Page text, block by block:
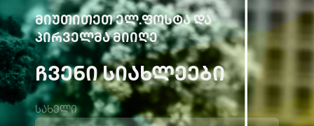
ᲛᲘᲣᲗᲘᲗᲔᲗ ᲔᲚ.ᲤᲝᲡᲢᲐ ᲓᲐ
ᲞᲘᲠᲕᲔᲚᲛᲐ ᲛᲘᲘᲦᲔ
ᲩᲕᲔᲜᲘ ᲡᲘᲐᲮᲚᲔᲔᲑᲘ
სახელი